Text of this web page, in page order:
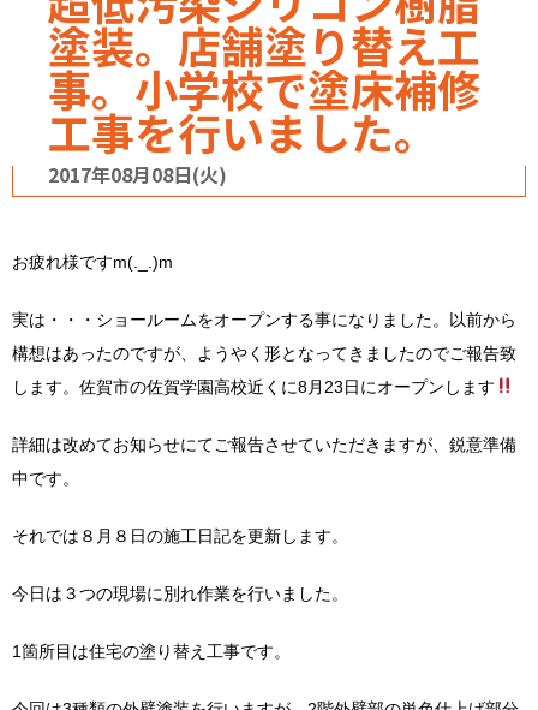
塗装。店舗塗り替え工
事。小学校で塗床補修
工事を行いました。
2017年08月08日(火)
お疲れ様ですm(._.)m
実は・・・ショールームをオープンする事になりました。以前から
構想はあったのですが、ようやく形となってきましたのでご報告致
します。佐賀市の佐賀学園高校近くに8月23日にオープンします
詳細は改めてお知らせにてご報告させていただきますが、鋭意準備
中です。
それでは８月８日の施工日記を更新します。
今日は３つの現場に別れ作業を行いました。
1箇所目は住宅の塗り替え工事です。